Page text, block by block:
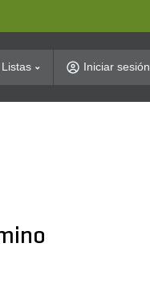
Listas Iniciar sesión